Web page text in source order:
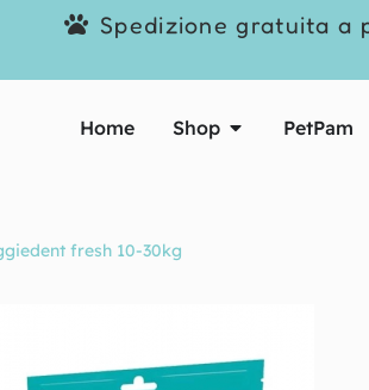
Spedizione gratuita a
Home Shop PetPam
fresh 10-30kg